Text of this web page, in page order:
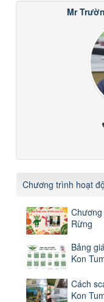
Mr
Chương trình hoạt
Rừng
Bảng
Kon
Cách
Kon